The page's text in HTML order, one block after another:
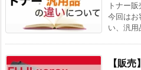
トナー
今回はお
い、汎用
【販